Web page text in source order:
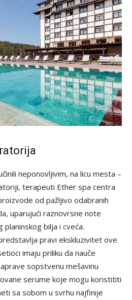
neponovljivim, na licu mesta –
terapeuti Ether spa centra
od pažljivo odabranih
uparujući raznovrsne note
planinskog bilja i cveća.
pravi ekskluzivitet ove
imaju priliku da nauče
sopstvenu mešavinu
serume koje mogu koristititi
sa sobom u svrhu najfinije